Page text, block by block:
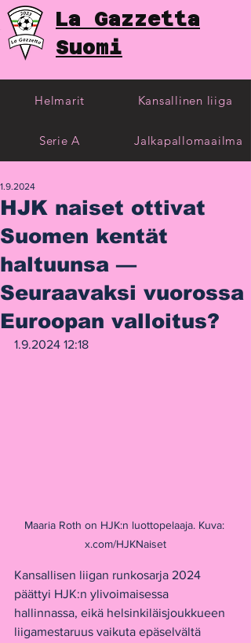
La Gazzetta
Suomi
Helmarit
Serie A
Kansallinen liiga
Jalkapallomaailma
HJK naiset ottivat
Suomen kentät
haltuunsa —
Seuraavaksi vuorossa
Euroopan valloitus?
1.9.2024
1.9.2024 12:18
Maaria Roth on HJK:n luottopelaaja. Kuva:
x.com/HJKNaiset
Kansallisen liigan runkosarja 2024
päättyi HJK:n ylivoimaisessa
hallinnassa, eikä helsinkiläisjoukkueen
liigamestaruus vaikuta epäselvältä